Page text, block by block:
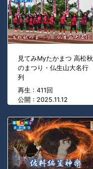
見てみMyたかまつ 高松秋
のまつり・仏生山大名行
列
再生 : 411回
公開 : 2025.11.12